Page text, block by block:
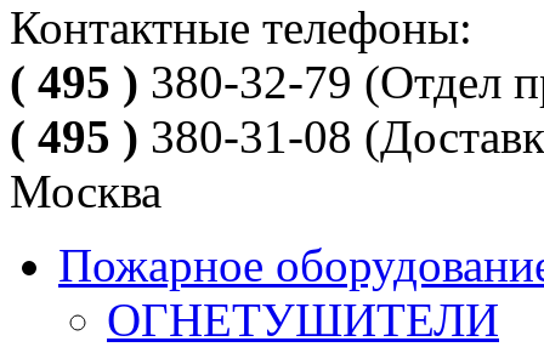
Контактные телефоны:
( 495 ) 380-32-79 (Отдел
( 495 ) 380-31-08
Москва
Пожарное
ОГНЕТУШИТЕЛИ